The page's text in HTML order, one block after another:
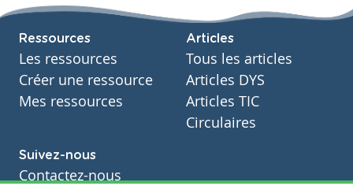
Ressources
Les ressources
Créer une ressource
Mes ressources
Articles
Tous les articles
Articles DYS
Articles TIC
Circulaires
Suivez-nous
Contactez-nous